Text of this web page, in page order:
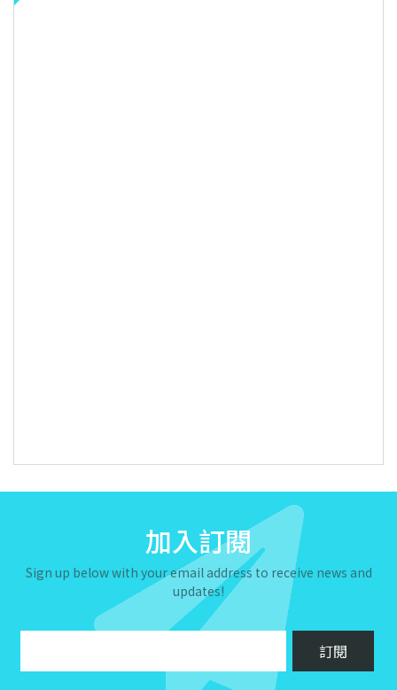
加入訂閱
Sign up below with your email address to receive news and
updates!